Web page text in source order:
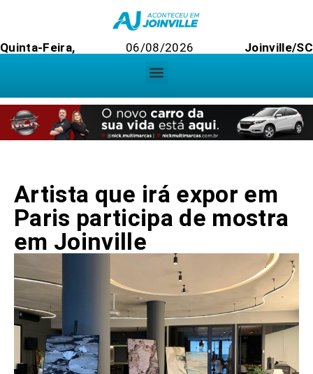
Quinta-Feira, 06/08/2026 Joinville/SC
Artista que irá expor em
Paris participa de mostra
em Joinville